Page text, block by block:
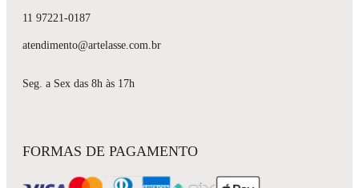
11 97221-0187
atendimento@artelasse.com.br
Seg. a Sex das 8h às 17h
FORMAS DE PAGAMENTO